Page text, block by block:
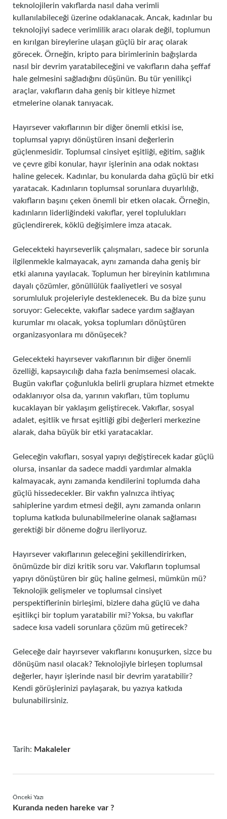
teknolojilerin vakıflarda nasıl daha verimli
kullanılabileceği üzerine odaklanacak. Ancak, kadınlar bu
teknolojiyi sadece verimlilik aracı olarak değil, toplumun
en kırılgan bireylerine ulaşan güçlü bir araç olarak
görecek. Örneğin, kripto para birimlerinin bağışlarda
nasıl bir devrim yaratabileceğini ve vakıfların daha şeffaf
hale gelmesini sağladığını düşünün. Bu tür yenilikçi
araçlar, vakıfların daha geniş bir kitleye hizmet
etmelerine olanak tanıyacak.
Hayırsever vakıflarının bir diğer önemli etkisi ise,
toplumsal yapıyı dönüştüren insani değerlerin
güçlenmesidir. Toplumsal cinsiyet eşitliği, eğitim, sağlık
ve çevre gibi konular, hayır işlerinin ana odak noktası
haline gelecek. Kadınlar, bu konularda daha güçlü bir etki
yaratacak. Kadınların toplumsal sorunlara duyarlılığı,
vakıfların başını çeken önemli bir etken olacak. Örneğin,
kadınların liderliğindeki vakıflar, yerel toplulukları
güçlendirerek, köklü değişimlere imza atacak.
Gelecekteki hayırseverlik çalışmaları, sadece bir sorunla
ilgilenmekle kalmayacak, aynı zamanda daha geniş bir
etki alanına yayılacak. Toplumun her bireyinin katılımına
dayalı çözümler, gönüllülük faaliyetleri ve sosyal
sorumluluk projeleriyle desteklenecek. Bu da bize şunu
soruyor: Gelecekte, vakıflar sadece yardım sağlayan
kurumlar mı olacak, yoksa toplumları dönüştüren
organizasyonlara mı dönüşecek?
Gelecekteki hayırsever vakıflarının bir diğer önemli
özelliği, kapsayıcılığı daha fazla benimsemesi olacak.
Bugün vakıflar çoğunlukla belirli gruplara hizmet etmekte
odaklanıyor olsa da, yarının vakıfları, tüm toplumu
kucaklayan bir yaklaşım geliştirecek. Vakıflar, sosyal
adalet, eşitlik ve fırsat eşitliği gibi değerleri merkezine
alarak, daha büyük bir etki yaratacaklar.
Geleceğin vakıfları, sosyal yapıyı değiştirecek kadar güçlü
olursa, insanlar da sadece maddi yardımlar almakla
kalmayacak, aynı zamanda kendilerini toplumda daha
güçlü hissedecekler. Bir vakfın yalnızca ihtiyaç
sahiplerine yardım etmesi değil, aynı zamanda onların
topluma katkıda bulunabilmelerine olanak sağlaması
gerektiği bir döneme doğru ilerliyoruz.
Hayırsever vakıflarının geleceğini şekillendirirken,
önümüzde bir dizi kritik soru var. Vakıfların toplumsal
yapıyı dönüştüren bir güç haline gelmesi, mümkün mü?
Teknolojik gelişmeler ve toplumsal cinsiyet
perspektiflerinin birleşimi, bizlere daha güçlü ve daha
eşitlikçi bir toplum yaratabilir mi? Yoksa, bu vakıflar
sadece kısa vadeli sorunlara çözüm mü getirecek?
Geleceğe dair hayırsever vakıflarını konuşurken, sizce bu
dönüşüm nasıl olacak? Teknolojiyle birleşen toplumsal
değerler, hayır işlerinde nasıl bir devrim yaratabilir?
Kendi görüşlerinizi paylaşarak, bu yazıya katkıda
bulunabilirsiniz.
Tarih: Makaleler
Önceki Yazı
Kuranda neden hareke var ?